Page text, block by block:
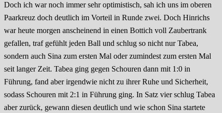
Doch ich war noch immer sehr optimistisch, sah ich uns im oberen
Paarkreuz doch deutlich im Vorteil in Runde zwei. Doch Hinrichs
war heute morgen anscheinend in einen Bottich voll Zaubertrank
gefallen, traf gefühlt jeden Ball und schlug so nicht nur Tabea,
sondern auch Sina zum ersten Mal oder zumindest zum ersten Mal
seit langer Zeit. Tabea ging gegen Schouren dann mit 1:0 in
Führung, fand aber irgendwie nicht zu ihrer Ruhe und Sicherheit,
sodass Schouren mit 2:1 in Führung ging. In Satz vier schlug Tabea
aber zurück, gewann diesen deutlich und wie schon Sina startete